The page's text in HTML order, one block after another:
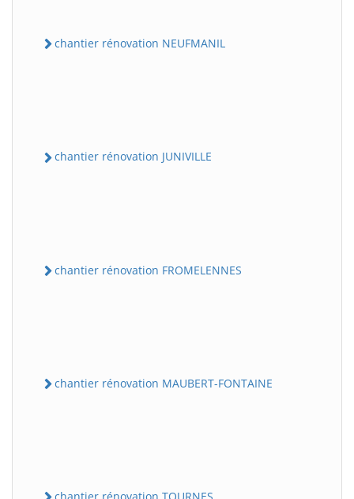
chantier rénovation NEUFMANIL
chantier rénovation JUNIVILLE
chantier rénovation FROMELENNES
chantier rénovation MAUBERT-FONTAINE